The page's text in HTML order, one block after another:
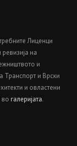
Лиценци
на
и
Транспорт и Врски
и овластени
во галеријата.